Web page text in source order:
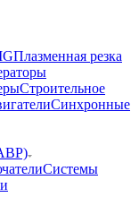
Плазменная резка
Строительное
Синхронные
Системы